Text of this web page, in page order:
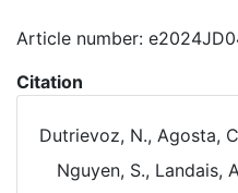
Article number:
Citation
Dutrievoz, N., Agosta,
Nguyen, S., Landais,